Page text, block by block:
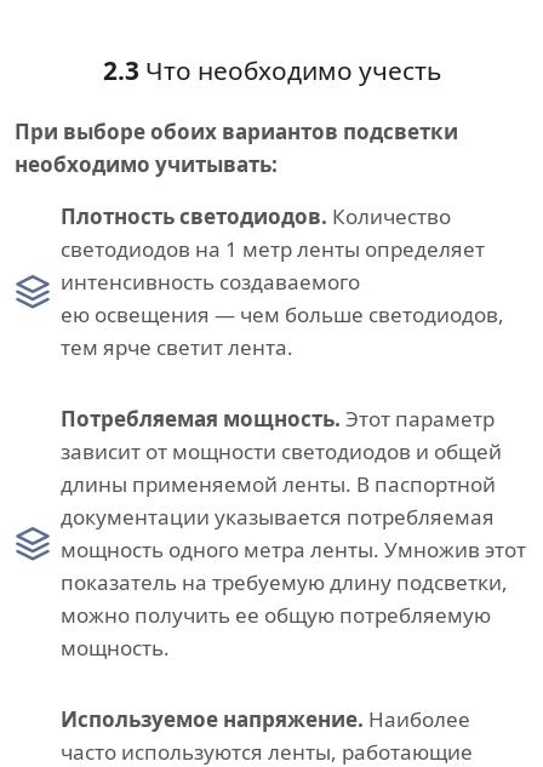
2.3 Что необходимо учесть
При выборе обоих вариантов подсветки
необходимо учитывать:
Плотность светодиодов. Количество
светодиодов на 1 метр ленты определяет
интенсивность создаваемого
ею освещения — чем больше светодиодов,
тем ярче светит лента.
Потребляемая мощность. Этот параметр
зависит от мощности светодиодов и общей
длины применяемой ленты. В паспортной
документации указывается потребляемая
мощность одного метра ленты. Умножив этот
показатель на требуемую длину подсветки,
можно получить ее общую потребляемую
мощность.
Используемое напряжение. Наиболее
часто используются ленты, работающие